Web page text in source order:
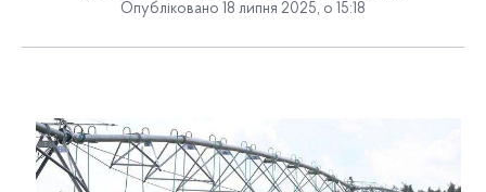
Опубліковано 18 липня 2025, о 15:18